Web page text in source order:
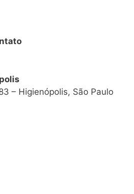
– Higienópolis, São Paulo